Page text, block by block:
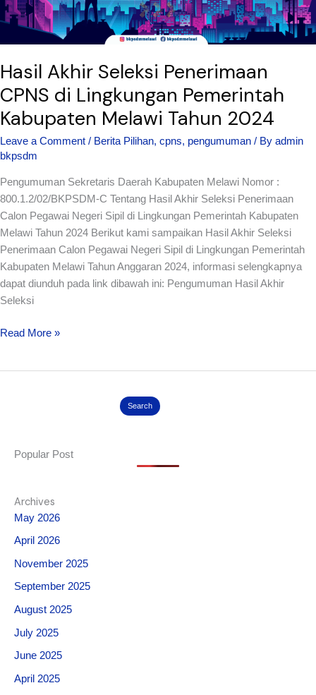
Hasil Akhir Seleksi Penerimaan
CPNS di Lingkungan Pemerintah
Kabupaten Melawi Tahun 2024
Leave a Comment / Berita Pilihan, cpns, pengumuman / By admin
bkpsdm
Pengumuman Sekretaris Daerah Kabupaten Melawi Nomor :
800.1.2/02/BKPSDM-C Tentang Hasil Akhir Seleksi Penerimaan
Calon Pegawai Negeri Sipil di Lingkungan Pemerintah Kabupaten
Melawi Tahun 2024 Berikut kami sampaikan Hasil Akhir Seleksi
Penerimaan Calon Pegawai Negeri Sipil di Lingkungan Pemerintah
Kabupaten Melawi Tahun Anggaran 2024, informasi selengkapnya
dapat diunduh pada link dibawah ini: Pengumuman Hasil Akhir
Seleksi
Kabupaten
Melawi
Tahun
Read More »
Search
Popular Post
Archives
May 2026
April 2026
November 2025
September 2025
August 2025
July 2025
June 2025
April 2025